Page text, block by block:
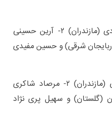
۹۷ کیلوگرم: ۱- سید آرین سجادی (مازندران) ۲- آرین حسینی
(آذربایجان شرقی) و حسین مفیدی
۱۲۵ کیلوگرم: ۱- محمدرضا لطفی (مازندران) ۲- مرصاد شاکری
امیر کاویان (گلستان) و سهیل پری نژاد